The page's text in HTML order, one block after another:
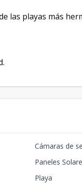
las playas más
Cámaras de
Paneles
Playa